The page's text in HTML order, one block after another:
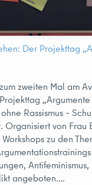
Der Projekttag
zweiten Mal am
Rassismus –
Organisiert von Frau
zu den
angeboten….